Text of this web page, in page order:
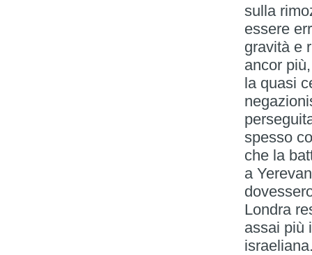
sulla
essere
gravità e
ancor
la quasi
spesso
che la
a
Londra
assai più